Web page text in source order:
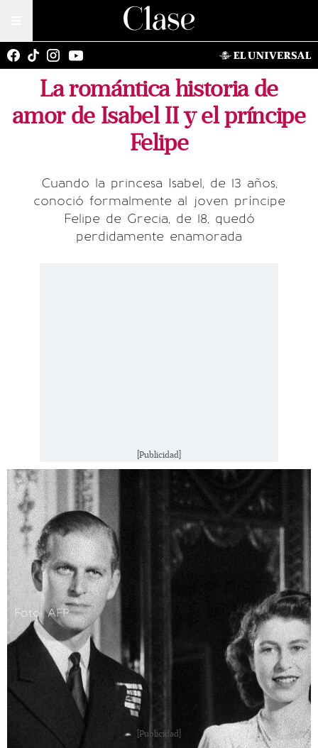
La romántica historia de
amor de Isabel II y el príncipe
Felipe
Cuando la princesa Isabel, de 13 años,
conoció formalmente al joven príncipe
Felipe de Grecia, de 18, quedó
perdidamente enamorada
[Publicidad]
Foto: AFP
[Publicidad]